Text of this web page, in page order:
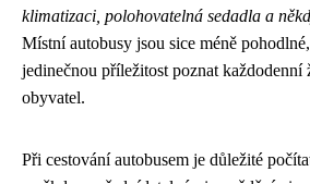
klimatizaci, polohovatelná sedadla a
Místní autobusy jsou sice méně
jedinečnou příležitost poznat každodenní
obyvatel.
Při cestování autobusem je důležité